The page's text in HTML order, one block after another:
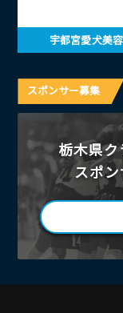
宇都宮愛犬美
スポンサー募集
栃木県
スポン